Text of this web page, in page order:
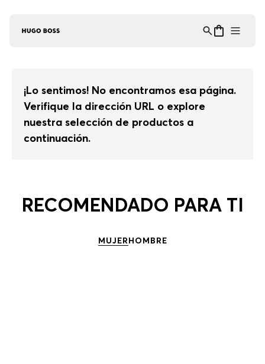
¡Lo sentimos! No encontramos esa página.
Verifique la dirección URL o explore
nuestra selección de productos a
continuación.
RECOMENDADO PARA TI
MUJERHOMBRE
Asistente Virtual
en línea ⋮